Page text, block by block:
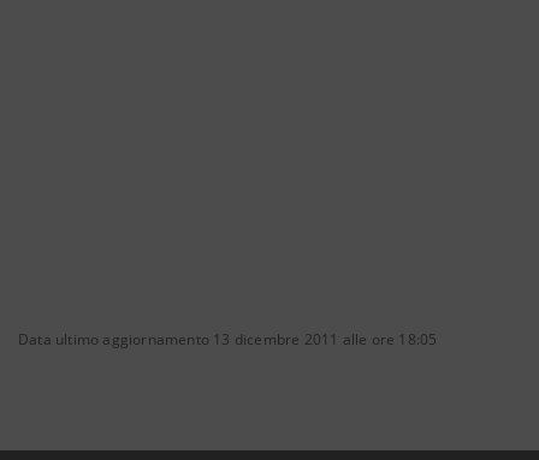
Data ultimo aggiornamento 13 dicembre 2011 alle ore 18:05